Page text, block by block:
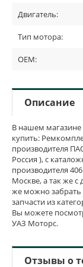
Двигатель:
Тип мотора:
OEM:
Описание
В нашем магазине
купить:
производителя
Россия ), с
производителя
Москве, а так же с
же можно забрать
запчасти из
Вы можете
УАЗ Моторс.
Отзывы о